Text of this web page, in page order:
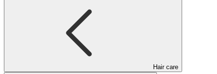
Hair care